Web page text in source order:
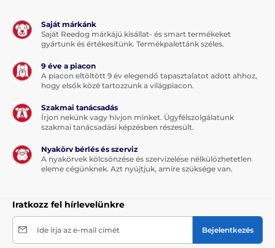
Saját márkánk
Saját Reedog márkájú kisállat- és smart termékeket
gyártunk és értékesítünk. Termékpalettánk széles.
9 éve a piacon
A piacon eltöltött 9 év elegendő tapasztalatot adott ahhoz,
hogy elsők közé tartozzunk a világpiacon.
Szakmai tanácsadás
Írjon nekünk vagy hívjon minket. Ügyfélszolgálatunk
szakmai tanácsadási képzésben részesült.
Nyakörv bérlés és szerviz
A nyakörvek kölcsönzése és szervizelése nélkülözhetetlen
eleme cégünknek. Azt nyújtjuk, amire szüksége van.
Iratkozz fel hírlevelünkre
Ide írja az e-mail címét Bejelentkezés